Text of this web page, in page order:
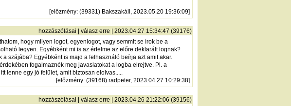
[előzmény: (39331) Bakszakáll, 2023.05.20 19:36:09]
hozzászólásai | válasz erre | 2023.04.27 15:34:47 (39176)
hogy milyen logot, egyenlogot, vagy semmit se írok be a
legyen. Egyébként mi is az értelme az előre deklarált lognak?
szájába? Egyébként is majd a felhasználó beírja azt amit akar.
fogalmaznék meg javaslatokat a logba elrejtve. Pl. a
lenne egy jó felület, amit biztosan elolvas.....
[előzmény: (39168) radpeter, 2023.04.27 10:29:38]
hozzászólásai | válasz erre | 2023.04.26 21:22:06 (39156)